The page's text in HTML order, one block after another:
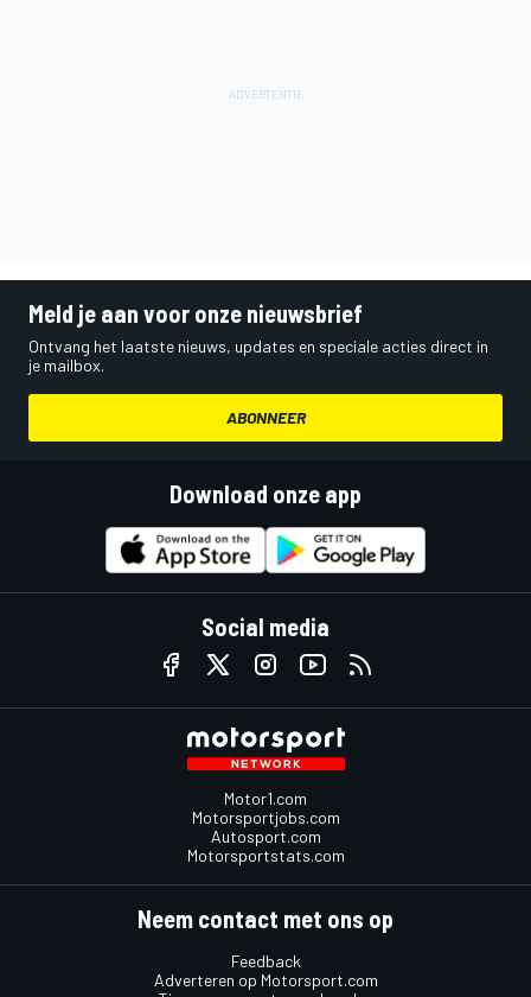
Meld je aan voor onze nieuwsbrief
Ontvang het laatste nieuws, updates en speciale acties direct in
je mailbox.
ABONNEER
Download onze app
Social media
Motor1.com
Motorsportjobs.com
Autosport.com
Motorsportstats.com
Neem contact met ons op
Feedback
Adverteren op Motorsport.com